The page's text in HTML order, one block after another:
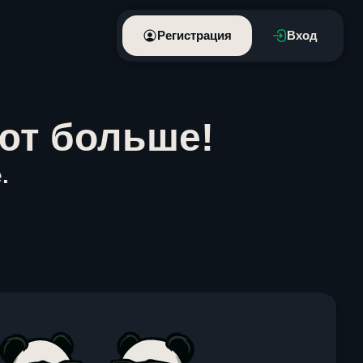
Регистрация Вход
больше!